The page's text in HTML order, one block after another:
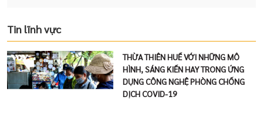
Tin lĩnh vực
THỪA THIÊN HUẾ VỚI NHỮNG MÔ
HÌNH, SÁNG KIẾN HAY TRONG ỨNG
DỤNG CÔNG NGHỆ PHÒNG CHỐNG
DỊCH COVID-19